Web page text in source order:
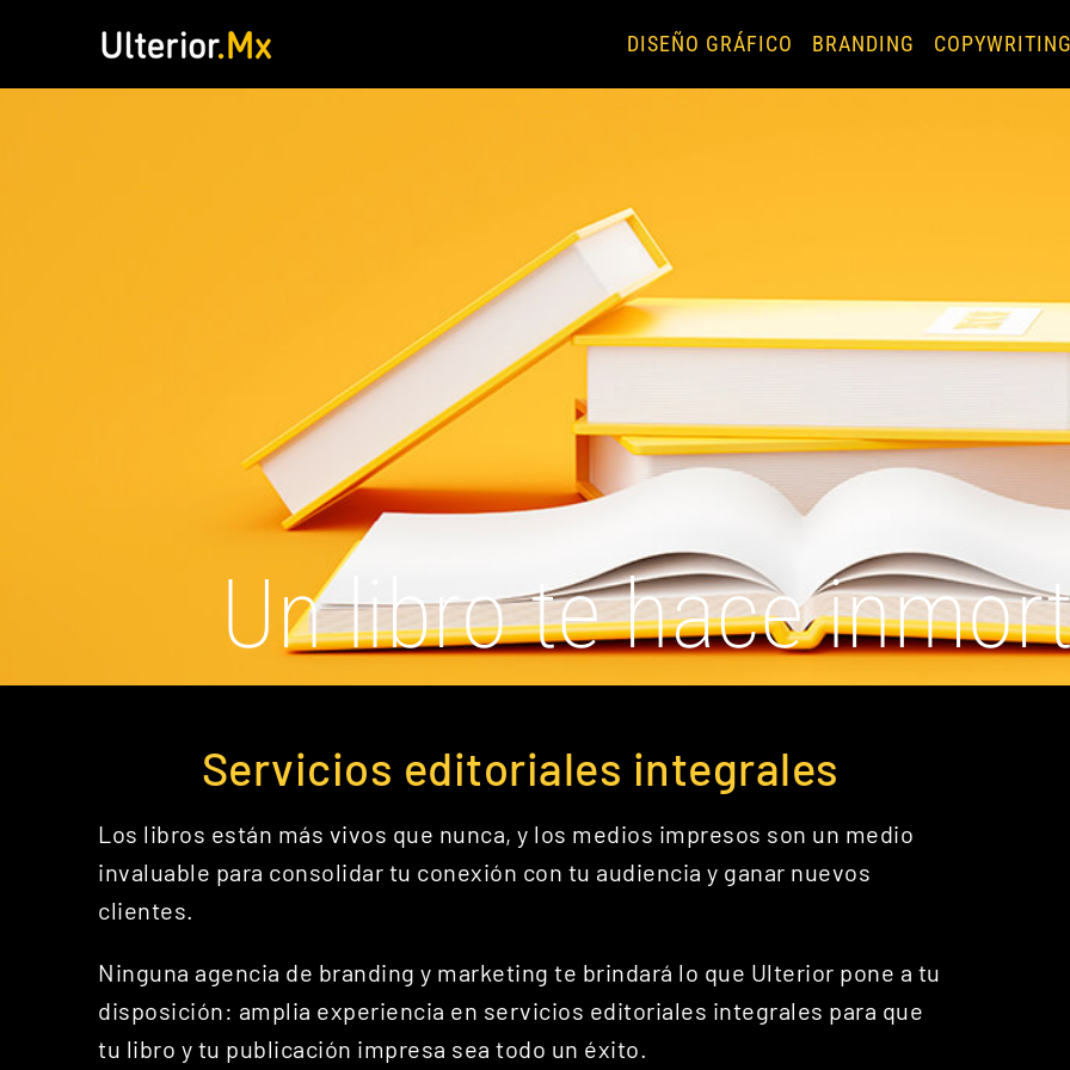
DISEÑO GRÁFICO BRANDING
Un libro te hace
Servicios editoriales integrales
Los libros están más vivos que nunca, y los medios impresos son un medio
invaluable para consolidar tu conexión con tu audiencia y ganar nuevos
clientes.​
Ninguna agencia de branding y marketing te brindará lo que Ulterior pone a tu
disposición: amplia experiencia en servicios editoriales integrales para que
tu libro y tu publicación impresa sea todo un éxito.​